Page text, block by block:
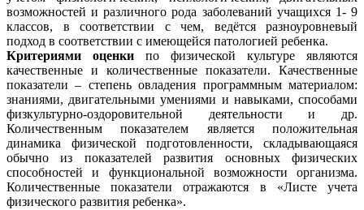
возможностей и различного рода заболеваний учащихся 1- 9
классов, в соответствии с чем, ведётся разноуровневый
подход в соответствии с имеющейся патологией ребенка.
Критериями оценки по физической культуре являются
качественные и количественные показатели. Качественные
показатели – степень овладения программным материалом:
знаниями, двигательными умениями и навыками, способами
физкультурно-оздоровительной деятельности и др.
Количественным показателем является положительная
динамика физической подготовленности, складывающаяся
обычно из показателей развития основных физических
способностей и функциональной возможности организма.
Количественные показатели отражаются в «Листе учета
физического развития ребенка».